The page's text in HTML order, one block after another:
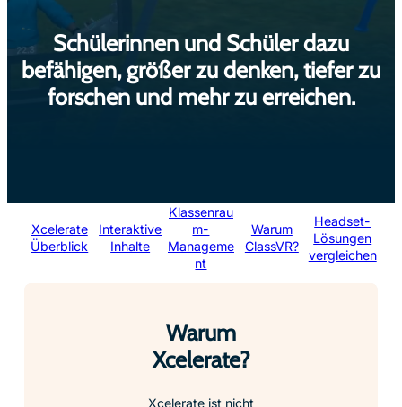
Schülerinnen und Schüler dazu
befähigen, größer zu denken, tiefer zu
forschen und mehr zu erreichen.
Xcelerate
Überblick
Interaktive
Inhalte
Klassenrau
m-
Manageme
nt
Warum
ClassVR?
Headset-
Lösungen
vergleichen
Warum
Xcelerate?
Xcelerate ist nicht